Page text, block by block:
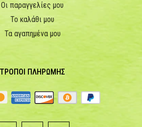
Οι παραγγελίες μου
Το καλάθι μου
Τα αγαπημένα μου
ΤΡΟΠΟΙ ΠΛΗΡΩΜΗΣ